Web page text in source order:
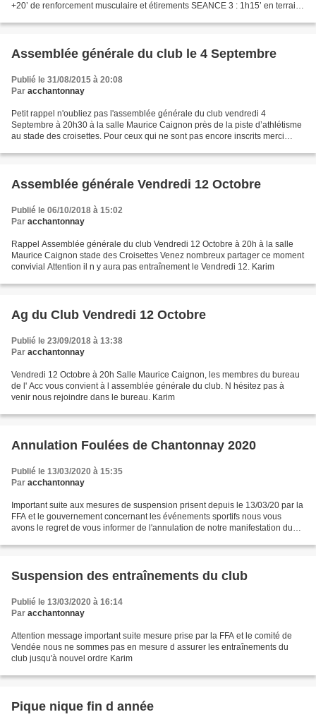
+20’ de renforcement musculaire et étirements SEANCE 3 : 1h15’ en terrain
Assemblée générale du club le 4 Septembre
Publié le 31/08/2015 à 20:08
Par acchantonnay
Petit rappel n'oubliez pas l'assemblée générale du club vendredi 4
Septembre à 20h30 à la salle Maurice Caignon près de la piste d’athlétisme
au stade des croisettes. Pour ceux qui ne sont pas encore inscrits merci
Assemblée générale Vendredi 12 Octobre
Publié le 06/10/2018 à 15:02
Par acchantonnay
Rappel Assemblée générale du club Vendredi 12 Octobre à 20h à la salle
Maurice Caignon stade des Croisettes Venez nombreux partager ce moment
convivial Attention il n y aura pas entraînement le Vendredi 12. Karim
Ag du Club Vendredi 12 Octobre
Publié le 23/09/2018 à 13:38
Par acchantonnay
Vendredi 12 Octobre à 20h Salle Maurice Caignon, les membres du bureau
de l' Acc vous convient à l assemblée générale du club. N hésitez pas à
venir nous rejoindre dans le bureau. Karim
Annulation Foulées de Chantonnay 2020
Publié le 13/03/2020 à 15:35
Par acchantonnay
Important suite aux mesures de suspension prisent depuis le 13/03/20 par la
FFA et le gouvernement concernant les événements sportifs nous vous
avons le regret de vous informer de l'annulation de notre manifestation du
Suspension des entraînements du club
Publié le 13/03/2020 à 16:14
Par acchantonnay
Attention message important suite mesure prise par la FFA et le comité de
Vendée nous ne sommes pas en mesure d assurer les entraînements du
club jusqu'à nouvel ordre Karim
Pique nique fin d année